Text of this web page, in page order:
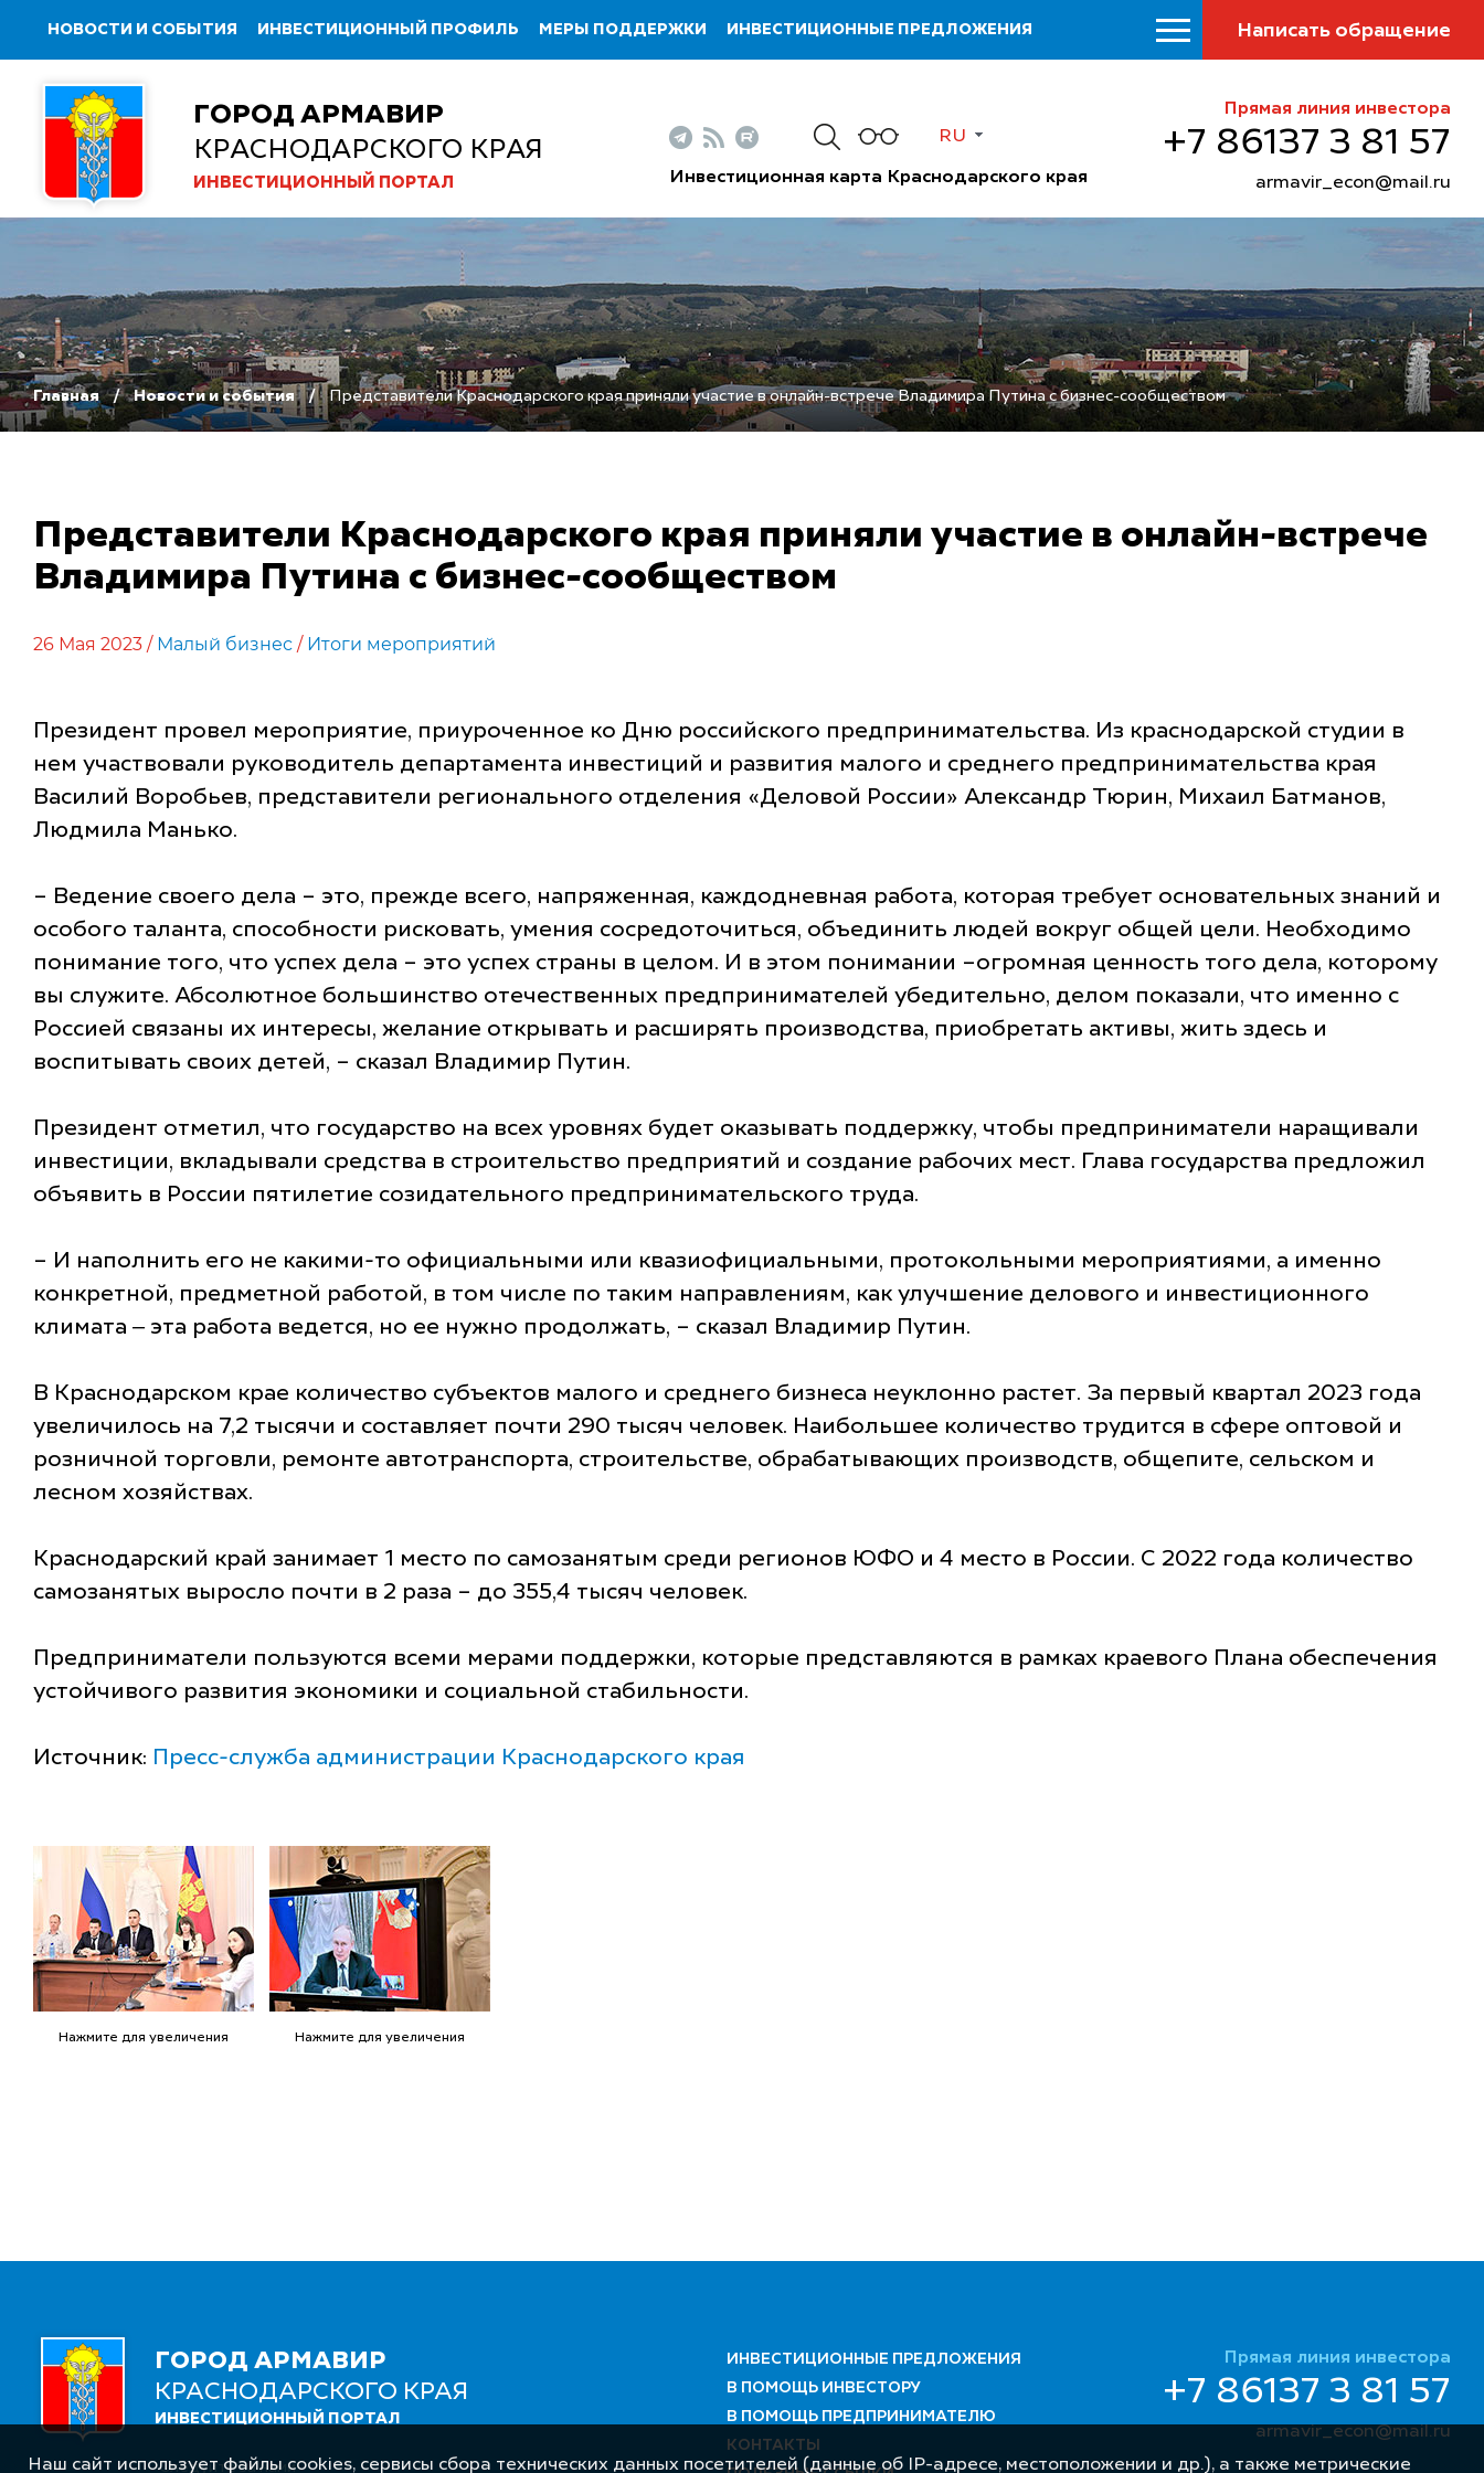
НОВОСТИ И СОБЫТИЯ ИНВЕСТИЦИОННЫЙ ПРОФИЛЬ МЕРЫ ПОДДЕРЖКИ ИНВЕСТИЦИОННЫЕ ПРЕДЛОЖЕНИЯ Написать обращение
ГОРОД АРМАВИР
КРАСНОДАРСКОГО КРАЯ
ИНВЕСТИЦИОННЫЙ ПОРТАЛ
RU
Инвестиционная карта Краснодарского края
Прямая линия инвестора
+7 86137 3 81 57
armavir_econ@mail.ru
Главная Новости и события Представители Краснодарского края приняли участие в онлайн-встрече Владимира Путина с бизнес-сообществом
Представители Краснодарского края приняли участие в онлайн-встрече
Владимира Путина с бизнес-сообществом
26 Мая 2023 / Малый бизнес / Итоги мероприятий
Президент провел мероприятие, приуроченное ко Дню российского предпринимательства. Из краснодарской студии в
нем участвовали руководитель департамента инвестиций и развития малого и среднего предпринимательства края
Василий Воробьев, представители регионального отделения «Деловой России» Александр Тюрин, Михаил Батманов,
Людмила Манько.
– Ведение своего дела – это, прежде всего, напряженная, каждодневная работа, которая требует основательных знаний и
особого таланта, способности рисковать, умения сосредоточиться, объединить людей вокруг общей цели. Необходимо
понимание того, что успех дела – это успех страны в целом. И в этом понимании –огромная ценность того дела, которому
вы служите. Абсолютное большинство отечественных предпринимателей убедительно, делом показали, что именно с
Россией связаны их интересы, желание открывать и расширять производства, приобретать активы, жить здесь и
воспитывать своих детей, – сказал Владимир Путин.
Президент отметил, что государство на всех уровнях будет оказывать поддержку, чтобы предприниматели наращивали
инвестиции, вкладывали средства в строительство предприятий и создание рабочих мест. Глава государства предложил
объявить в России пятилетие созидательного предпринимательского труда.
– И наполнить его не какими-то официальными или квазиофициальными, протокольными мероприятиями, а именно
конкретной, предметной работой, в том числе по таким направлениям, как улучшение делового и инвестиционного
климата ‒ эта работа ведется, но ее нужно продолжать, – сказал Владимир Путин.
В Краснодарском крае количество субъектов малого и среднего бизнеса неуклонно растет. За первый квартал 2023 года
увеличилось на 7,2 тысячи и составляет почти 290 тысяч человек. Наибольшее количество трудится в сфере оптовой и
розничной торговли, ремонте автотранспорта, строительстве, обрабатывающих производств, общепите, сельском и
лесном хозяйствах.
Краснодарский край занимает 1 место по самозанятым среди регионов ЮФО и 4 место в России. С 2022 года количество
самозанятых выросло почти в 2 раза – до 355,4 тысяч человек.
Предприниматели пользуются всеми мерами поддержки, которые представляются в рамках краевого Плана обеспечения
устойчивого развития экономики и социальной стабильности.
Источник: Пресс-служба администрации Краснодарского края
Нажмите для увеличения Нажмите для увеличения
ГОРОД АРМАВИР
КРАСНОДАРСКОГО КРАЯ
ИНВЕСТИЦИОННЫЙ ПОРТАЛ
Следуйте за нами
ИНВЕСТИЦИОННЫЕ ПРЕДЛОЖЕНИЯ
В ПОМОЩЬ ИНВЕСТОРУ
В ПОМОЩЬ ПРЕДПРИНИМАТЕЛЮ
КОНТАКТЫ
Прямая линия инвестора
+7 86137 3 81 57
armavir_econ@mail.ru
Наш сайт использует файлы cookies, сервисы сбора технических данных посетителей (данные об IP-адресе, местоположении и др.), а также метрические